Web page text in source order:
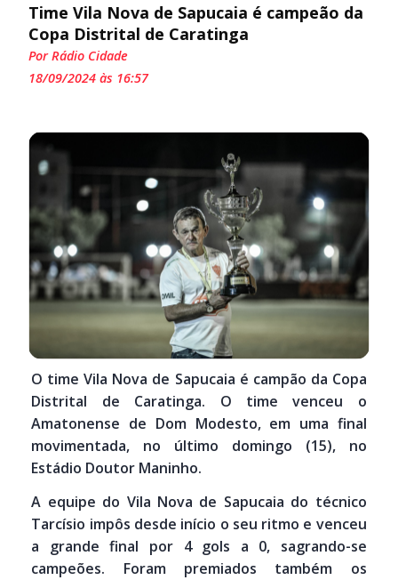
Time Vila Nova de Sapucaia é campeão da
Copa Distrital de Caratinga
Por Rádio Cidade
18/09/2024 às 16:57
O time Vila Nova de Sapucaia é campão da Copa
Distrital de Caratinga. O time venceu o
Amatonense de Dom Modesto, em uma final
movimentada, no último domingo (15), no
Estádio Doutor Maninho.
A equipe do Vila Nova de Sapucaia do técnico
Tarcísio impôs desde início o seu ritmo e venceu
a grande final por 4 gols a 0, sagrando-se
campeões. Foram premiados também os